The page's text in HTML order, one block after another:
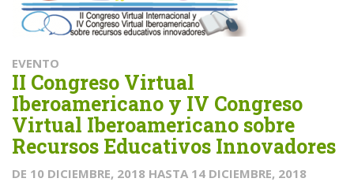
EVENTO
II Congreso Virtual
Iberoamericano y IV Congreso
Virtual Iberoamericano sobre
Recursos Educativos Innovadores
DE 10 DICIEMBRE, 2018 HASTA 14 DICIEMBRE, 2018